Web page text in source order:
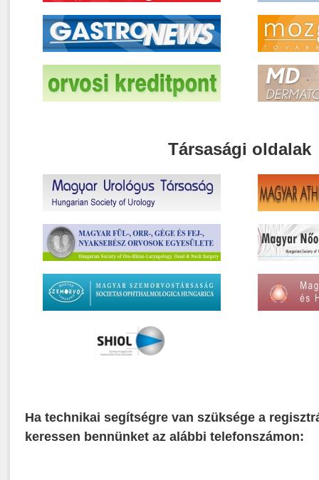
Társasági oldalak
Ha technikai segítségre van szüksége a
keressen bennünket az alábbi telefonszámon: